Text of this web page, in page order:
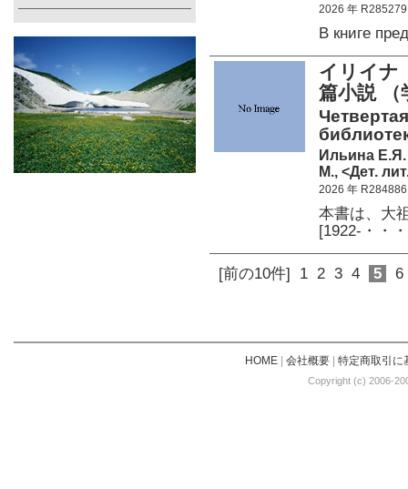
2026 年 R285279
В книге
イリイ
篇小説 （
Ильина Е.Я.
М., <Дет.
2026 年 R284886
本書は、大
[1922-・・・
[前の10件] 1 2 3 4 5 6
HOME| 会社概要| 特定商取引に
Copyright (c) 2006-